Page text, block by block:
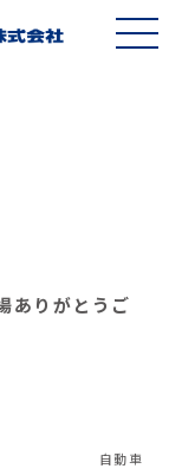
ありがとうご
自動車